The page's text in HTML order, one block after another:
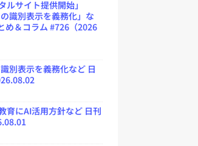
ルサイト提供開始」
識別表示を義務化」な
め＆コラム #726（2026
別表示を義務化など 日
育にAI活用方針など 日刊